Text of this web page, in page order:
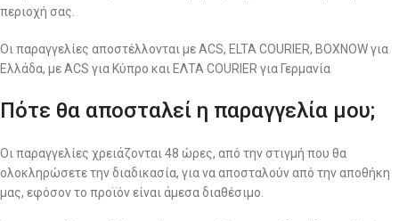
περιοχή σας.
Οι παραγγελίες αποστέλλονται με ACS, ELTA COURIER, BOXNOW για
Ελλάδα, με ACS για Κύπρο και ΕΛΤΑ COURIER για Γερμανία
Πότε θα αποσταλεί η παραγγελία μου;
Οι παραγγελίες χρειάζονται 48 ώρες, από την στιγμή που θα
ολοκληρώσετε την διαδικασία, για να αποσταλούν από την αποθήκη
μας, εφόσον το προϊόν είναι άμεσα διαθέσιμο.